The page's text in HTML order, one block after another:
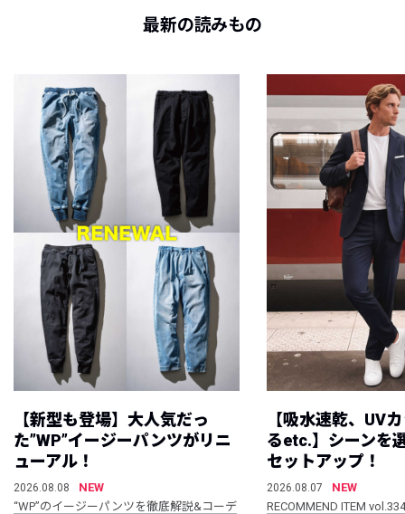
最新の読みもの
【新型も登場】大人気だっ
た”WP”イージーパンツがリニ
ューアル！
2026.08.08
NEW
“WP”のイージーパンツを徹底解説&コーデ
【吸水速乾、UV
るetc.】シーンを
セットアップ！
2026.08.07
NEW
RECOMMEND ITEM vol.334